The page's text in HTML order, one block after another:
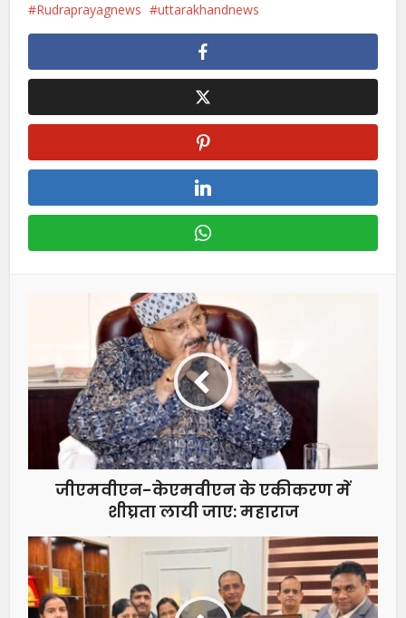
Rudraprayagnews
uttarakhandnews
जीएमवीएन-केएमवीएन के एकीकरण में
शीघ्रता लायी जाए: महाराज